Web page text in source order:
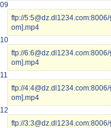
09
ftp://
om].mp4
10
ftp://
om].mp4
11
ftp://
om].mp4
12
ftp://